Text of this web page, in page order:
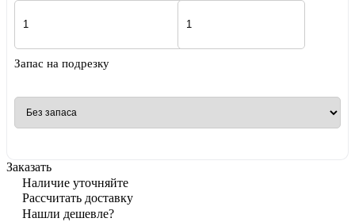
Запас на подрезку
Заказать
Наличие уточняйте
Рассчитать доставку
Нашли дешевле?